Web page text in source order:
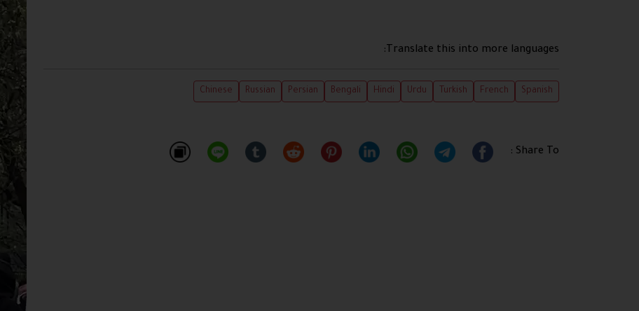
Translate this into more languages:
Spanish
French
Turkish
Urdu
Hindi
Bengali
Persian
Russian
Chinese
Share To :